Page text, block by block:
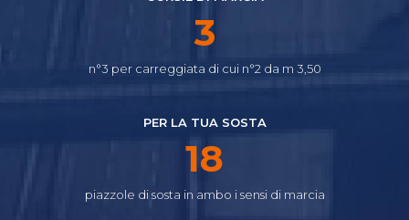
4
n°3 per carreggiata di cui n°2 da m 3,50
PER LA TUA SOSTA
21
piazzole di sosta in ambo i sensi di marcia